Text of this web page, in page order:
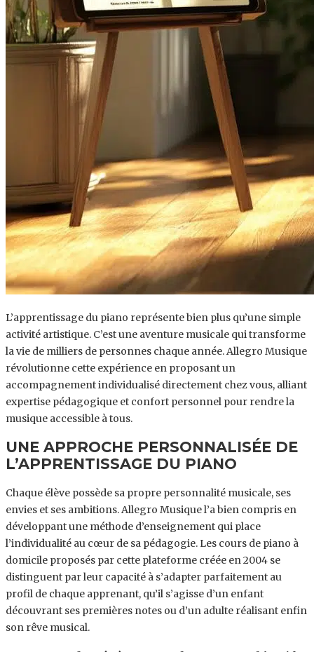
L’apprentissage du piano représente bien plus qu’une simple
activité artistique. C’est une aventure musicale qui transforme
la vie de milliers de personnes chaque année. Allegro Musique
révolutionne cette expérience en proposant un
accompagnement individualisé directement chez vous, alliant
expertise pédagogique et confort personnel pour rendre la
musique accessible à tous.
UNE APPROCHE PERSONNALISÉE DE
L’APPRENTISSAGE DU PIANO
Chaque élève possède sa propre personnalité musicale, ses
envies et ses ambitions. Allegro Musique l’a bien compris en
développant une méthode d’enseignement qui place
l’individualité au cœur de sa pédagogie. Les cours de piano à
domicile proposés par cette plateforme créée en 2004 se
distinguent par leur capacité à s’adapter parfaitement au
profil de chaque apprenant, qu’il s’agisse d’un enfant
découvrant ses premières notes ou d’un adulte réalisant enfin
son rêve musical.